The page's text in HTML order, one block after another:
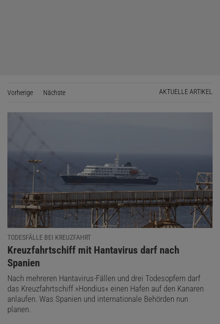
Vorherige SeiteNächste AKTUELLE ARTIKEL
TODESFÄLLE BEI KREUZFAHRT
:
Kreuzfahrtschiff mit Hantavirus darf nach
Spanien
Nach mehreren Hantavirus-Fällen und drei Todesopfern darf
das Kreuzfahrtschiff »Hondius« einen Hafen auf den Kanaren
anlaufen. Was Spanien und internationale Behörden nun
planen.